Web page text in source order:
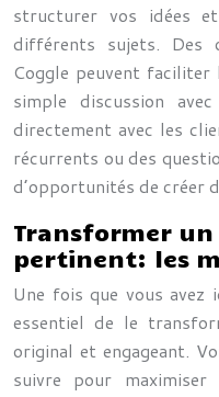
structurer vos idées
différents sujets. Des
Coggle peuvent faciliter
simple discussion
directement avec les
récurrents ou des
d’opportunités de créer
Transformer
pertinent: les
Une fois que vous
essentiel de le
original et engageant.
suivre pour